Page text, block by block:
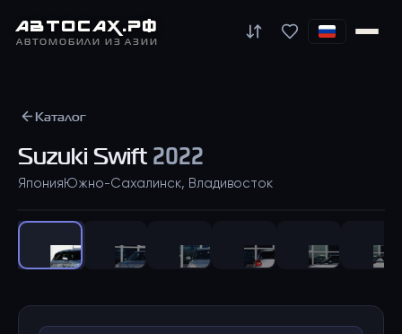
АВТОСАХ.РФ
АВТОМОБИЛИ ИЗ АЗИИ
Каталог
SuzukiSwift2022
Япония Южно-Сахалинск, Владивосток